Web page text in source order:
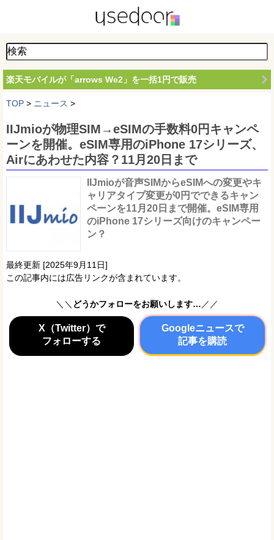
楽天モバイルが「arrows We2」を一括1円で販売
TOP > ニュース >
IIJmioが物理SIM→eSIMの手数料0円キャンペ
ーンを開催。eSIM専用のiPhone 17シリーズ、
Airにあわせた内容？11月20日まで
IIJmioが音声SIMからeSIMへの変更やキ
ャリアタイプ変更が0円でできるキャン
ペーンを11月20日まで開催。eSIM専用
のiPhone 17シリーズ向けのキャンペー
ン？
最終更新 [2025年9月11日]
この記事内には広告リンクが含まれています。
＼＼ どうかフォローをお願いします… ／／
X（Twitter）で
フォローする
Googleニュースで
記事を購読